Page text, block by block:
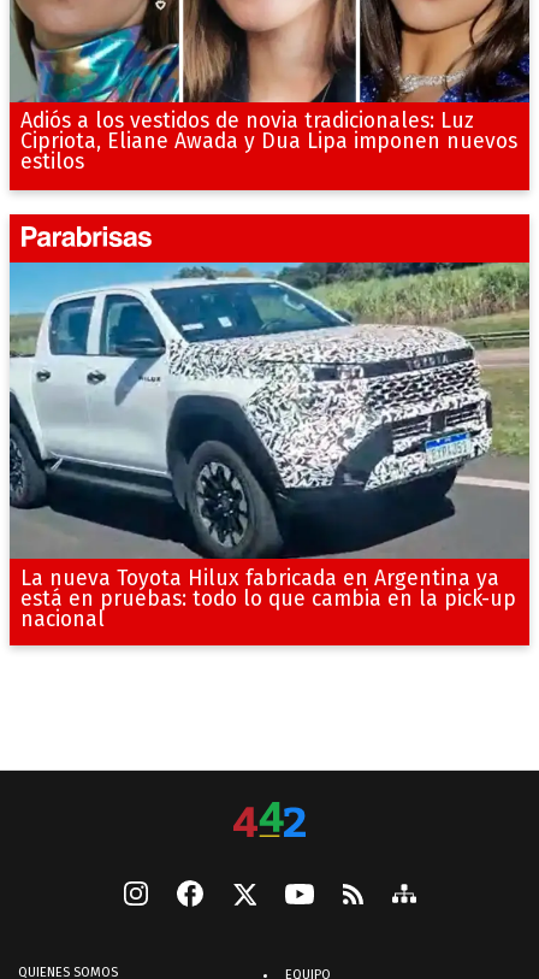
Adiós a los vestidos de novia tradicionales: Luz
Cipriota, Eliane Awada y Dua Lipa imponen nuevos
estilos
La nueva Toyota Hilux fabricada en Argentina ya
está en pruebas: todo lo que cambia en la pick-up
nacional
QUIENES SOMOS EQUIPO